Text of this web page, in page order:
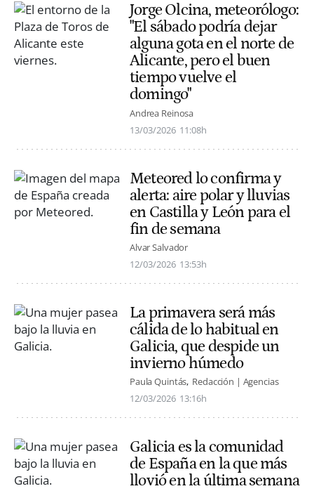
Jorge Olcina, meteorólogo:
"El sábado podría dejar
alguna gota en el norte de
Alicante, pero el buen
tiempo vuelve el
domingo"
Andrea Reinosa
13/03/2026 11:08h
Meteored lo confirma y
alerta: aire polar y lluvias
en Castilla y León para el
fin de semana
Alvar Salvador
12/03/2026 13:53h
La primavera será más
cálida de lo habitual en
Galicia, que despide un
invierno húmedo
Paula Quintás Redacción | Agencias
12/03/2026 13:16h
Galicia es la comunidad
de España en la que más
llovió en la última semana